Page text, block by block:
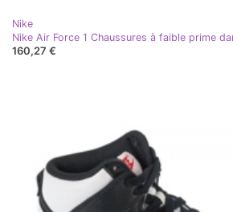
Nike
Nike Air Force 1 Chaussures à faible prime
160,27 €